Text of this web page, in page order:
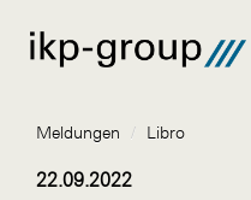
Meldungen / Libro
22.09.2022